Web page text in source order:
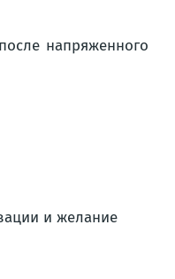
напряженного
и желание